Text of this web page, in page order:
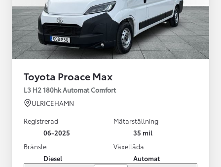
Toyota Proace Max
L3 H2 180hk Automat Comfort
ULRICEHAMN
Registrerad
06-2025
Mätarställning
35 mil
Bränsle
Diesel
Växellåda
Automat